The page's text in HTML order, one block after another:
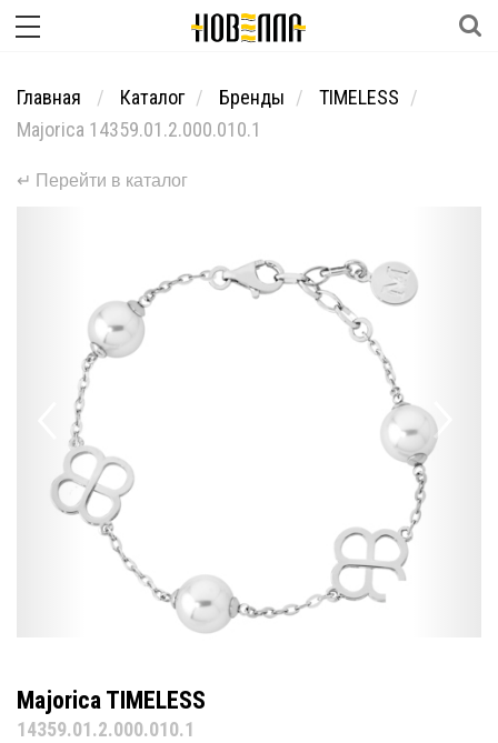
Главная Каталог Бренды
TIMELESS
Majorica 14359.01.2.000.010.1
↵ Перейти в каталог
Majorica TIMELESS
14359.01.2.000.010.1